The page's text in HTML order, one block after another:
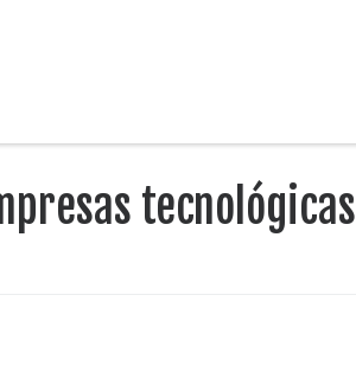
tecnológicas